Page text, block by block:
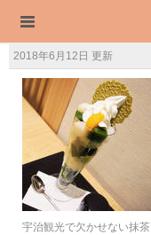
2018年6月12日 更新
宇治観光で欠かせない抹